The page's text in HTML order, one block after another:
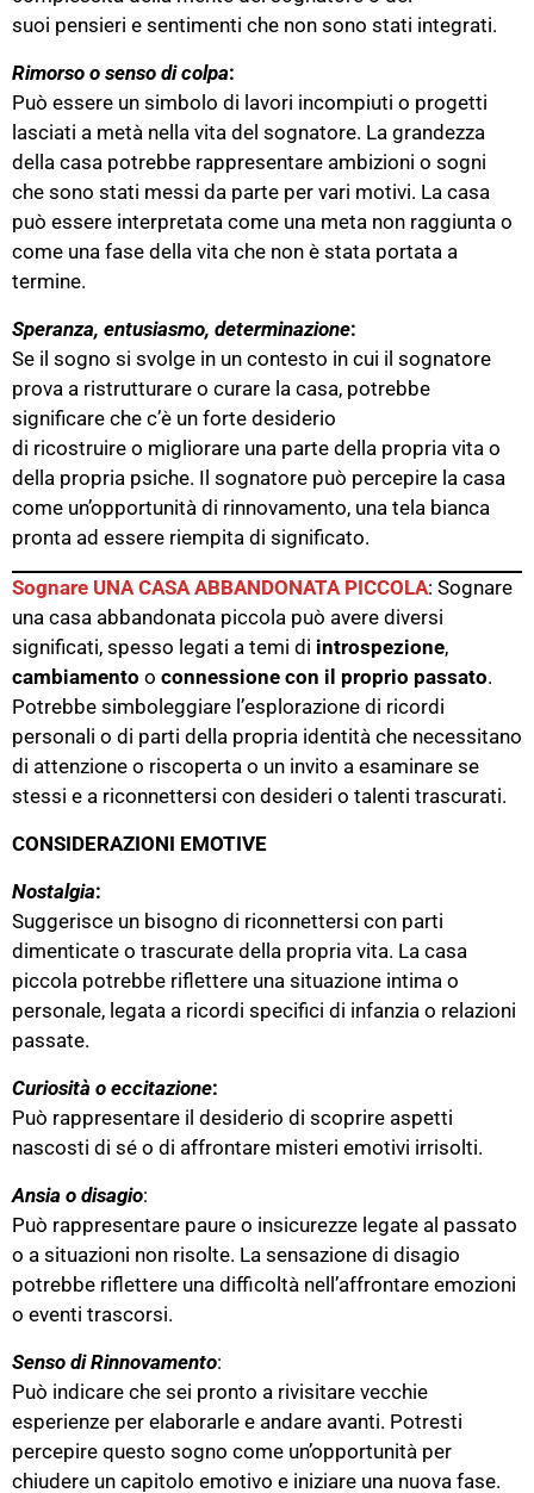
suoi pensieri e sentimenti che non sono stati integrati.
Rimorso o senso di colpa:
Può essere un simbolo di lavori incompiuti o progetti
lasciati a metà nella vita del sognatore. La grandezza
della casa potrebbe rappresentare ambizioni o sogni
che sono stati messi da parte per vari motivi. La casa
può essere interpretata come una meta non raggiunta o
come una fase della vita che non è stata portata a
termine.
Speranza, entusiasmo, determinazione:
Se il sogno si svolge in un contesto in cui il sognatore
prova a ristrutturare o curare la casa, potrebbe
significare che c’è un forte desiderio
di ricostruire o migliorare una parte della propria vita o
della propria psiche. Il sognatore può percepire la casa
come un’opportunità di rinnovamento, una tela bianca
pronta ad essere riempita di significato.
Sognare UNA CASA ABBANDONATA PICCOLA: Sognare
una casa abbandonata piccola può avere diversi
significati, spesso legati a temi di introspezione,
cambiamento o connessione con il proprio passato.
Potrebbe simboleggiare l’esplorazione di ricordi
personali o di parti della propria identità che necessitano
di attenzione o riscoperta o un invito a esaminare se
stessi e a riconnettersi con desideri o talenti trascurati.
CONSIDERAZIONI EMOTIVE
Nostalgia:
Suggerisce un bisogno di riconnettersi con parti
dimenticate o trascurate della propria vita. La casa
piccola potrebbe riflettere una situazione intima o
personale, legata a ricordi specifici di infanzia o relazioni
passate​.
Curiosità o eccitazione:
Può rappresentare il desiderio di scoprire aspetti
nascosti di sé o di affrontare misteri emotivi irrisolti​.
Ansia o disagio:
Può rappresentare paure o insicurezze legate al passato
o a situazioni non risolte. La sensazione di disagio
potrebbe riflettere una difficoltà nell’affrontare emozioni
o eventi trascorsi​.
Senso di Rinnovamento:
Può indicare che sei pronto a rivisitare vecchie
esperienze per elaborarle e andare avanti. Potresti
percepire questo sogno come un’opportunità per
chiudere un capitolo emotivo e iniziare una nuova fase.